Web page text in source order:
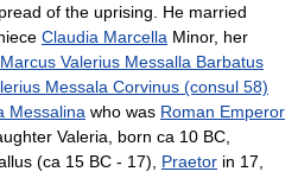
of the uprising. He married
Claudia Marcella Minor, her
Marcus Valerius Messalla Barbatus
Messala Corvinus (consul 58)
Messalina who was Roman Emperor
Valeria, born ca 10 BC,
(ca 15 BC - 17), Praetor in 17,